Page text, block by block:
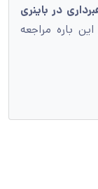
در باینری
باره مراجعه